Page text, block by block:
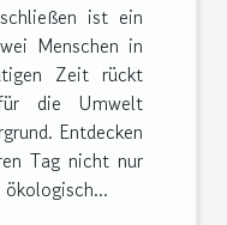
ist ein
Menschen in
Zeit rückt
die Umwelt
Entdecken
Tag nicht nur
ökologisch...